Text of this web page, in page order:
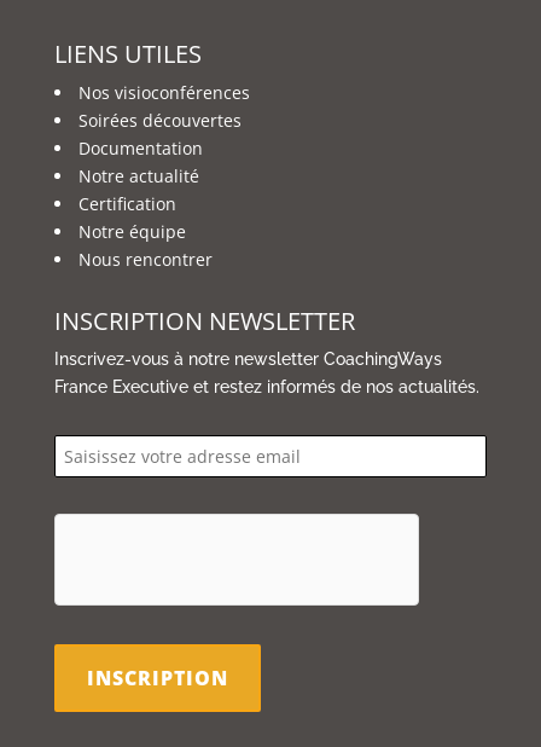
LIENS UTILES
Nos visioconférences
Soirées découvertes
Documentation
Notre actualité
Certification
Notre équipe
Nous rencontrer
INSCRIPTION NEWSLETTER
Inscrivez-vous à notre newsletter CoachingWays
France Executive et restez informés de nos actualités.
email